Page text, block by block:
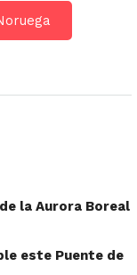
la Aurora Boreal
este Puente de